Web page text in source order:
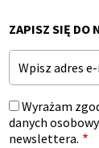
ZAPISZ SIĘ DO
Email
Wyrażam
danych
newslettera.